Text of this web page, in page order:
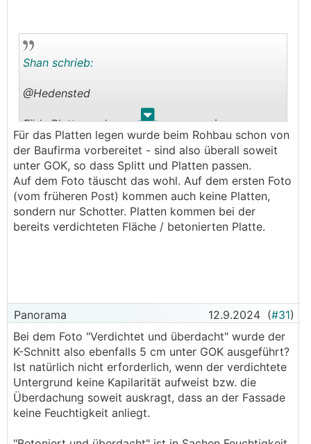
. .
Shan schrieb:
@Hedensted
Für's Plattenverlegen muss man sowieso
abgraben um einen setzungsfreien Untergrund zu
schaffen (wobei könnte ja bei dir auch sein, dass
deine Geländeoberkante viel weiter oben ist und
sich Rollschotter und Co ausgehen ohne
Abgraben - hat aber auf deinem Foto so
ausgesehen als ob das Gelände eben zum Haus
hin wäre, war aber nicht genug zu sehen um das
Edit: Dann hättest dir zwar jetzt die Graberei
erspart, müsstest sie dann aber für die Platten
nachholen ...
Für das Platten legen wurde beim Rohbau schon von
der Baufirma vorbereitet - sind also überall soweit
unter GOK, so dass Splitt und Platten passen.
Auf dem Foto täuscht das wohl. Auf dem ersten Foto
(vom früheren Post) kommen auch keine Platten,
sondern nur Schotter. Platten kommen bei der
bereits verdichteten Fläche / betonierten Platte.
Panorama 12.9.2024 (#31)
Bei dem Foto "Verdichtet und überdacht" wurde der
K-Schnitt also ebenfalls 5 cm unter GOK ausgeführt?
Ist natürlich nicht erforderlich, wenn der verdichtete
Untergrund keine Kapilarität aufweist bzw. die
Überdachung soweit auskragt, dass an der Fassade
keine Feuchtigkeit anliegt.